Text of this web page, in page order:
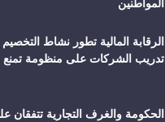
المواطنين
الرقابة المالية تطور نشاط التخصيم
تدريب الشركات على منظومة تمنع
الحكومة والغرف التجارية تتفقان